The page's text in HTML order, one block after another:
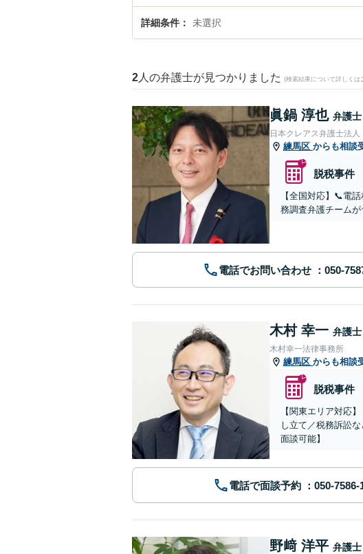
詳細条件 未選択
2 人の弁護士が見つかりました (検索結果について詳しくは
眞鍋 淳也 弁護士
日本クレアス弁護士法人
練馬区 からも相談
脱税事件
【全国対応】📞電
務調査弁護チーム
電話でお問い合わせ
木村 幸一 弁護士
木村幸一法律事務所
練馬区 からも相談
脱税事件
【関東エリア対応
し立て／税務訴訟
面談可能】
電話で面談予約
野﨑 洋平 弁護士